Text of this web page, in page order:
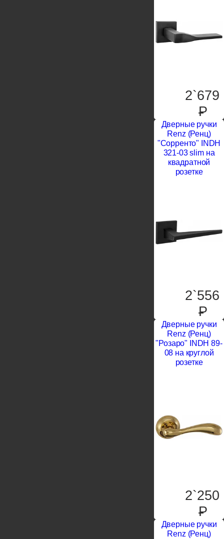
2`679
P
Дверные ручки
Renz (Ренц)
"Сорренто" INDH
321-03 slim на
квадратной
розетке
2`556
P
Дверные ручки
Renz (Ренц)
"Розаро" INDH 89-
08 на круглой
розетке
2`250
P
Дверные ручки
Renz (Ренц)